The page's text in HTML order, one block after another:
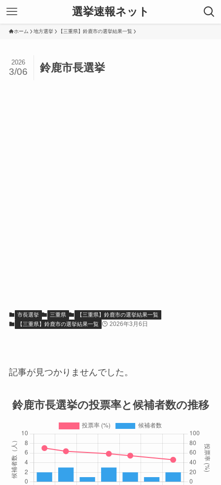
選挙速報ネット
ホーム 地方選挙 【三重県】鈴鹿市の選挙結果一覧
鈴鹿市長選挙
2026
3/06
市長選挙 三重県
【三重県】鈴鹿市の選挙結果一覧
【三重県】鈴鹿市の選挙結果一覧
2026年3月6日
記事が見つかりませんでした。
鈴鹿市長選挙の投票率と候補者数の推移